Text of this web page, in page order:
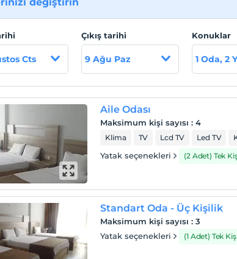
Cts
Çıkış tarihi
9 Ağu Paz
Konuklar
1 Oda, 2
Aile Odası
Maksimum kişi sayısı :4
Klima TV Lcd TV Led TV
Yatak seçenekleri (2 Adet) Tek
Standart Oda - Üç Kişilik
Maksimum kişi sayısı :3
Yatak seçenekleri
(1 Adet) Tek